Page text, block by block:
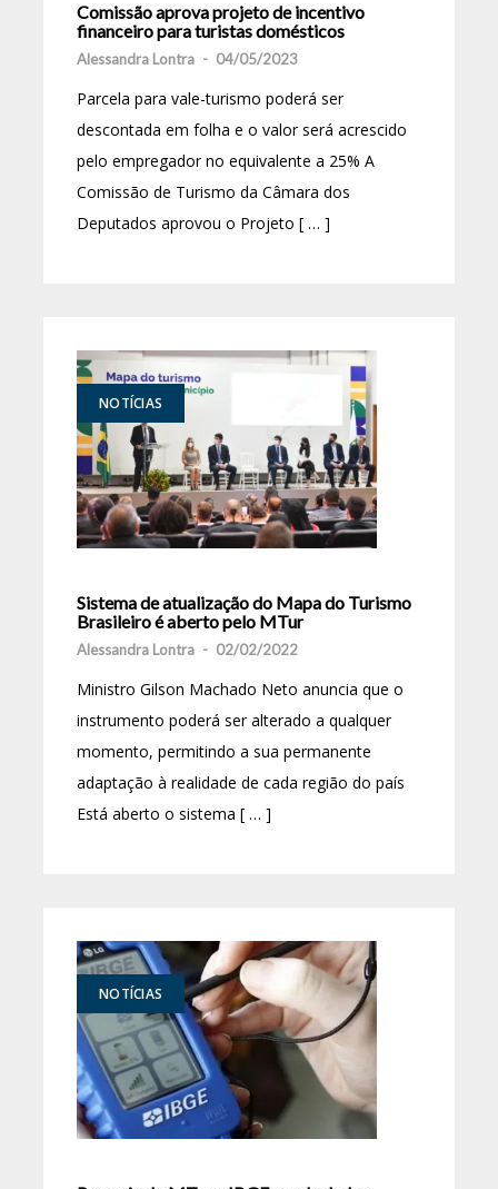
Comissão aprova projeto de incentivo
financeiro para turistas domésticos
Alessandra Lontra - 04/05/2023
Parcela para vale-turismo poderá ser
descontada em folha e o valor será acrescido
pelo empregador no equivalente a 25% A
Comissão de Turismo da Câmara dos
Deputados aprovou o Projeto [ … ]
NOTÍCIAS
Sistema de atualização do Mapa do Turismo
Brasileiro é aberto pelo MTur
Alessandra Lontra - 02/02/2022
Ministro Gilson Machado Neto anuncia que o
instrumento poderá ser alterado a qualquer
momento, permitindo a sua permanente
adaptação à realidade de cada região do país
Está aberto o sistema [ … ]
NOTÍCIAS